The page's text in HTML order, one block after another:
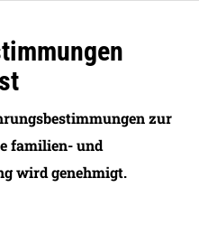
zur
familien- und
wird genehmigt.